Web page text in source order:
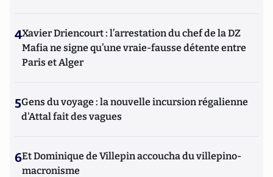
4Xavier Driencourt : l’arrestation du chef de la DZ
Mafia ne signe qu’une vraie-fausse détente entre
Paris et Alger
5Gens du voyage : la nouvelle incursion régalienne
d'Attal fait des vagues
6Et Dominique de Villepin accoucha du villepino-
macronisme